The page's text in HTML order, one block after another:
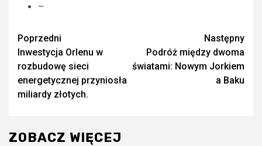
–
Zobacz
wpisy
Poprzedni
Inwestycja Orlenu w
rozbudowę sieci
energetycznej przyniosła
miliardy złotych.
Następny
Podróż między dwoma
światami: Nowym Jorkiem
a Baku
ZOBACZ WIĘCEJ